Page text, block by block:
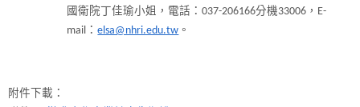
國衛院丁佳瑜小姐，電話：037-206166分機33006，E-
mail：elsa@nhri.edu.tw 。
附件下載：